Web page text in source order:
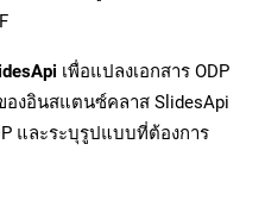
เพื่อแปลงเอกสาร ODP
องอินสแตนซ์คลาส SlidesApi
และระบุรูปแบบที่ต้องการ